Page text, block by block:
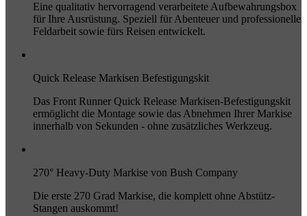
Eine qualitativ hervorragend verarbeitete Aufbewahrungsbox
für Ihre Ausrüstung. Speziell für Abenteuer und professionelle
Feldarbeit sowie fürs Reisen entwickelt.
Quick Release Markisen Befestigungskit
Das Front Runner Quick Release Markisen-Befestigungskit
ermöglicht die Montage sowie das Abnehmen Ihrer Markise
innerhalb von Sekunden - ohne zusätzliches Werkzeug.
270° Heavy-Duty Markise von Bush Company
Die erste 270 Grad Markise, die komplett ohne Abstütz-
Stangen auskommt!